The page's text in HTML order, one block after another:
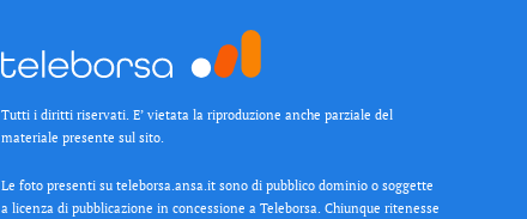
Tutti i diritti riservati. E’ vietata la riproduzione anche parziale del
materiale presente sul sito.
Le foto presenti su teleborsa.ansa.it sono di pubblico dominio o soggette
a licenza di pubblicazione in concessione a Teleborsa. Chiunque ritenesse